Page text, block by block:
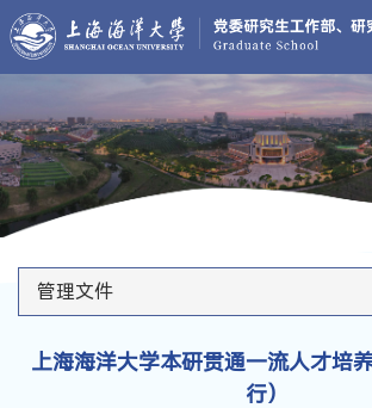
管理文件
上海海洋大学本研贯通一流人才培
行）